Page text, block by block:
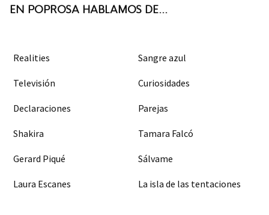
EN POPROSA HABLAMOS DE...
Realities Sangre azul
Televisión Curiosidades
Declaraciones Parejas
Shakira Tamara Falcó
Gerard Piqué Sálvame
Laura Escanes La isla de las tentaciones